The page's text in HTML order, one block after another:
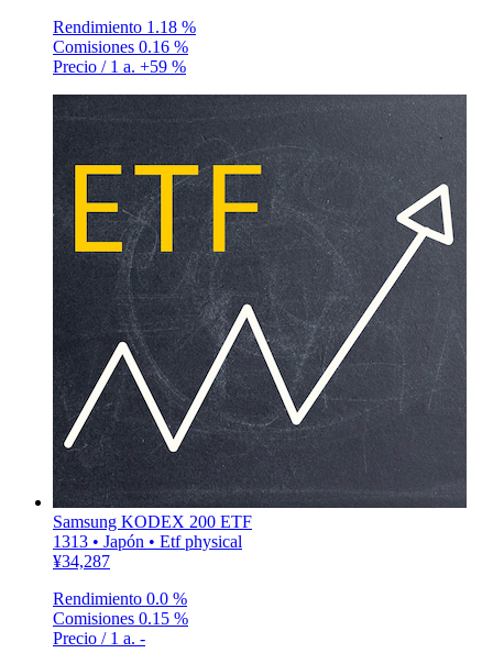
Rendimiento 1.18 %
Comisiones 0.16 %
Precio / 1 a. +59 %
Samsung KODEX 200 ETF
1313 • Japón • Etf physical
¥34,287
Rendimiento 0.0 %
Comisiones 0.15 %
Precio / 1 a. -